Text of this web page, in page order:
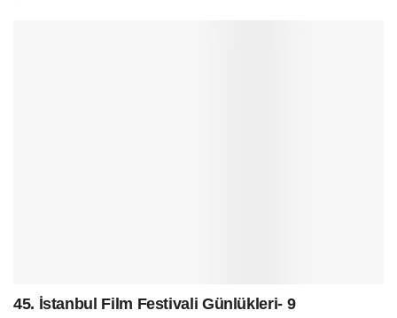
45. İstanbul Film Festivali Günlükleri- 9